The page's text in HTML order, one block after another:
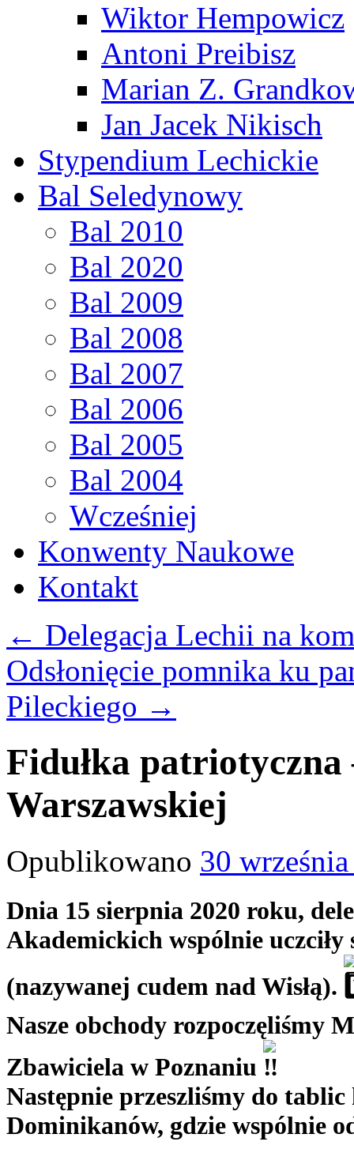
Wiktor Hempowicz
Antoni Preibisz
Marian Z.
Jan Jacek Nikisch
Stypendium Lechickie
Bal Seledynowy
Bal 2010
Bal 2020
Bal 2009
Bal 2008
Bal 2007
Bal 2006
Bal 2005
Bal 2004
Wcześniej
Konwenty Naukowe
Kontakt
← Delegacja Lechii na
Odsłonięcie pomnika ku
Pileckiego →
Fidułka
Warszawskiej
Opublikowano 30
Dnia 15 sierpnia 2020 roku,
Akademickich wspólnie
(nazywanej cudem nad Wisłą).
Nasze obchody rozpoczęliśmy
Zbawiciela w Poznaniu
Następnie przeszliśmy do
Dominikanów, gdzie wspólnie